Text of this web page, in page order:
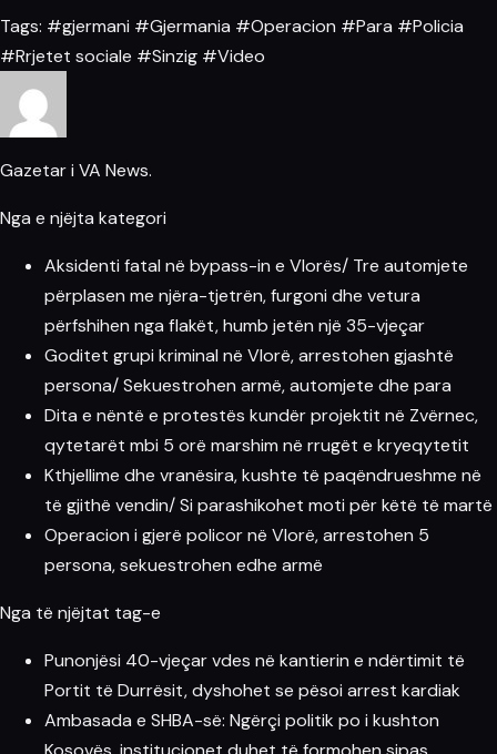
Tags: #gjermani #Gjermania #Operacion #Para #Policia
#Rrjetet sociale #Sinzig #Video
Gazetar i VA News.
Nga e njëjta kategori
Aksidenti fatal në bypass-in e Vlorës/ Tre automjete
përplasen me njëra-tjetrën, furgoni dhe vetura
përfshihen nga flakët, humb jetën një 35-vjeçar
Goditet grupi kriminal në Vlorë, arrestohen gjashtë
persona/ Sekuestrohen armë, automjete dhe para
Dita e nëntë e protestës kundër projektit në Zvërnec,
qytetarët mbi 5 orë marshim në rrugët e kryeqytetit
Kthjellime dhe vranësira, kushte të paqëndrueshme në
të gjithë vendin/ Si parashikohet moti për këtë të martë
Operacion i gjerë policor në Vlorë, arrestohen 5
persona, sekuestrohen edhe armë
Nga të njëjtat tag-e
Punonjësi 40-vjeçar vdes në kantierin e ndërtimit të
Portit të Durrësit, dyshohet se pësoi arrest kardiak
Ambasada e SHBA-së: Ngërçi politik po i kushton